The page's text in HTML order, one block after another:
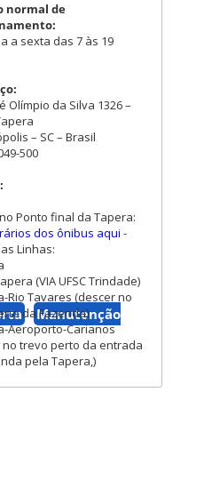
Manutenção
normal de
a sexta das 7 às 19
Olímpio da Silva 1326 –
– SC – Brasil
500
Ponto final da Tapera:
dos ônibus aqui -
Linhas:
(VIA UFSC Trindade)
Rio Tavares (descer no
da Fazenda)
Aeroporto-Carianos
no trevo perto da entrada
pela Tapera,)